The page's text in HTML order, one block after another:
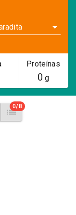
Proteínas
0 g
0/8